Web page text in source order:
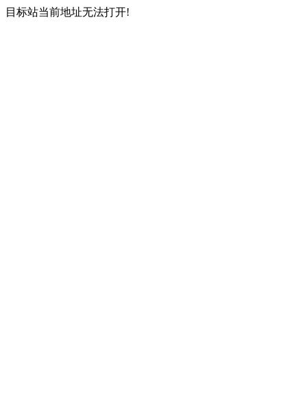
目标站当前地址无法打开!